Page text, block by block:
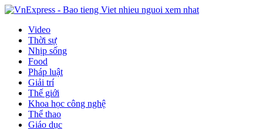
Video
Thời sự
Nhịp sống
Food
Pháp luật
Giải trí
Thế giới
Khoa học công nghệ
Thể thao
Giáo dục